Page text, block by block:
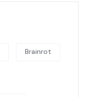
Brainrot